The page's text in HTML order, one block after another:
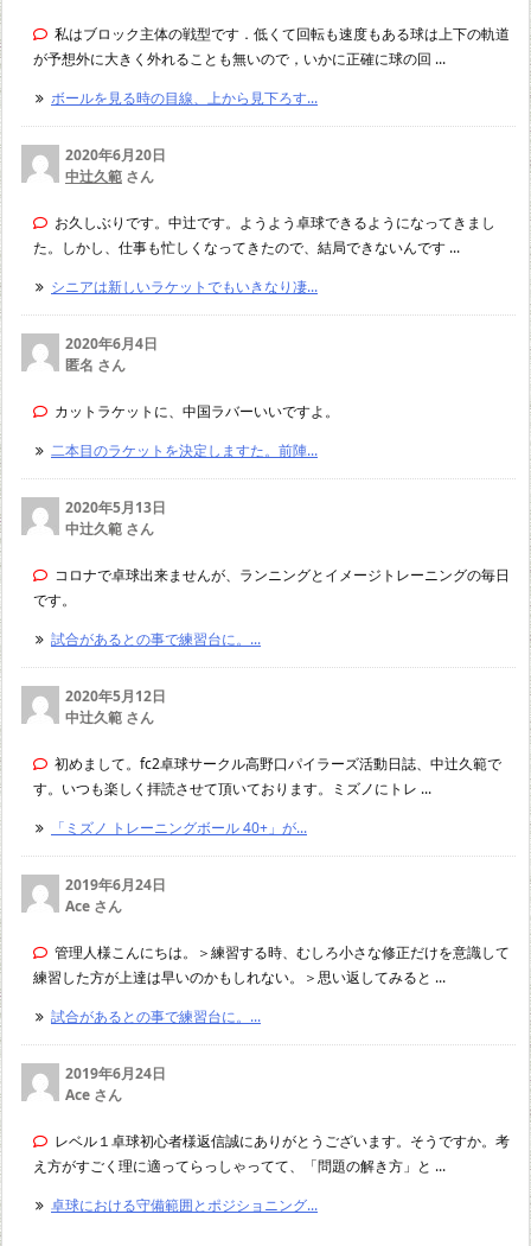
私はブロック主体の戦型です．低くて回転も速度もある球は上下の軌道
が予想外に大きく外れることも無いので，いかに正確に球の回 ...
ボールを見る時の目線、上から見下ろす...
2020年6月20日
中辻久範 さん
お久しぶりです。中辻です。ようよう卓球できるようになってきまし
た。しかし、仕事も忙しくなってきたので、結局できないんです ...
シニアは新しいラケットでもいきなり凄...
2020年6月4日
匿名 さん
カットラケットに、中国ラバーいいですよ。
二本目のラケットを決定しますた。前陣...
2020年5月13日
中辻久範 さん
コロナで卓球出来ませんが、ランニングとイメージトレーニングの毎日
です。
試合があるとの事で練習台に。...
2020年5月12日
中辻久範 さん
初めまして。fc2卓球サークル高野口パイラーズ活動日誌、中辻久範で
す。いつも楽しく拝読させて頂いております。ミズノにトレ ...
「ミズノ トレーニングボール 40+」が...
2019年6月24日
Ace さん
管理人様こんにちは。＞練習する時、むしろ小さな修正だけを意識して
練習した方が上達は早いのかもしれない。＞思い返してみると ...
試合があるとの事で練習台に。...
2019年6月24日
Ace さん
レベル１卓球初心者様返信誠にありがとうございます。そうですか。考
え方がすごく理に適ってらっしゃってて、「問題の解き方」と ...
卓球における守備範囲とポジショニング...